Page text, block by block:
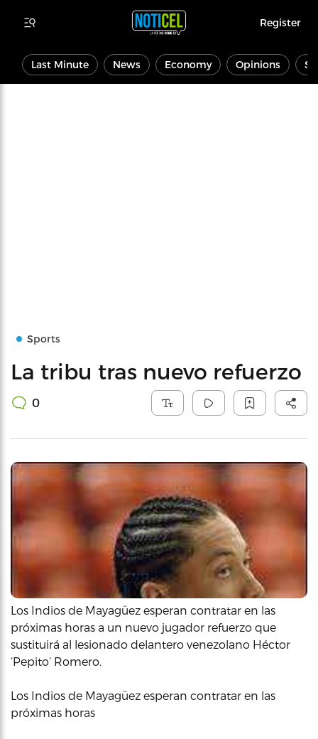
Register
Last Minute News Economy Opinions
Sports
La tribu tras nuevo refuerzo
0
Los Indios de Mayagüez esperan contratar en las
próximas horas a un nuevo jugador refuerzo que
sustituirá al lesionado delantero venezolano Héctor
‘Pepito’ Romero.
Los Indios de Mayagüez esperan contratar en las
próximas horas